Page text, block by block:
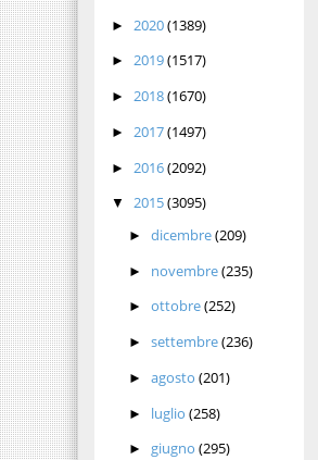
► 2020(1389)
► 2019(1517)
► 2018(1670)
► 2017(1497)
► 2016(2092)
▼ 2015(3095)
► dicembre(209)
► novembre(235)
► ottobre(252)
► settembre(236)
► agosto (201)
► luglio (258)
► giugno (295)